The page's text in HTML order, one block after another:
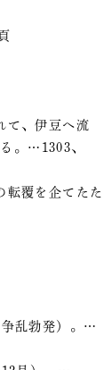
て、伊豆へ流
。…1303、
転覆を企てたた
争乱勃発）。…